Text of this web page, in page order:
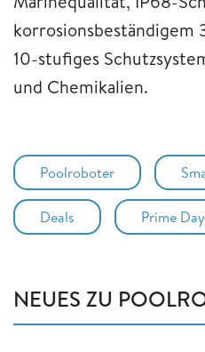
korrosionsbeständigem
10-stufiges
und Chemikalien.
Poolroboter
Deals Prime Day
NEUES ZU